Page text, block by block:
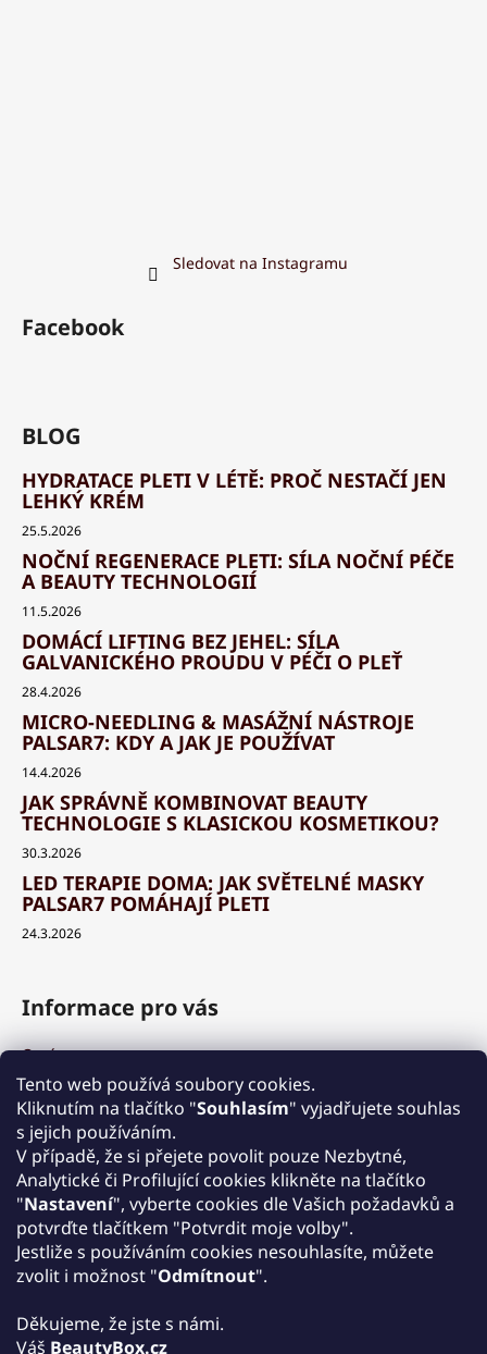
Tento web používá soubory cookies.
Kliknutím na tlačítko "Souhlasím" vyjadřujete souhlas
s jejich používáním.
V případě, že si přejete povolit pouze Nezbytné,
Analytické či Profilující cookies klikněte na tlačítko
"Nastavení", vyberte cookies dle Vašich požadavků a
potvrďte tlačítkem "Potvrdit moje volby".
Jestliže s používáním cookies nesouhlasíte, můžete
zvolit i možnost "Odmítnout".
Děkujeme, že jste s námi.
Váš BeautyBox.cz
Sledovat na Instagramu
Facebook
BLOG
HYDRATACE PLETI V LÉTĚ: PROČ NESTAČÍ JEN
LEHKÝ KRÉM
25.5.2026
NOČNÍ REGENERACE PLETI: SÍLA NOČNÍ PÉČE
A BEAUTY TECHNOLOGIÍ
11.5.2026
DOMÁCÍ LIFTING BEZ JEHEL: SÍLA
GALVANICKÉHO PROUDU V PÉČI O PLEŤ
28.4.2026
MICRO-NEEDLING & MASÁŽNÍ NÁSTROJE
PALSAR7: KDY A JAK JE POUŽÍVAT
14.4.2026
JAK SPRÁVNĚ KOMBINOVAT BEAUTY
TECHNOLOGIE S KLASICKOU KOSMETIKOU?
30.3.2026
LED TERAPIE DOMA: JAK SVĚTELNÉ MASKY
PALSAR7 POMÁHAJÍ PLETI
24.3.2026
Informace pro vás
O nás
Výhody a garance
Množstevní slevy
Způsob nákupu a dopravy
Reklamace
Obchodní podmínky
Podmínky ochrany osobních údajů
Kontakt
Zpětný odběr elektrozařízení